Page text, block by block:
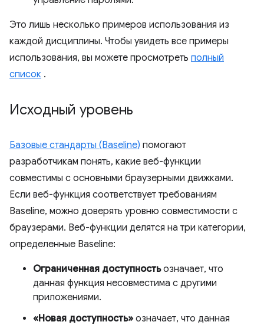
Это лишь несколько примеров использования из
каждой дисциплины. Чтобы увидеть все примеры
использования, вы можете просмотреть полный
список .
Исходный уровень
Базовые стандарты (Baseline) помогают
разработчикам понять, какие веб-функции
совместимы с основными браузерными движками.
Если веб-функция соответствует требованиям
Baseline, можно доверять уровню совместимости с
браузерами. Веб-функции делятся на три категории,
определенные Baseline:
Ограниченная доступностьозначает, что
данная функция несовместима с другими
приложениями.
«Новая доступность» означает, что данная